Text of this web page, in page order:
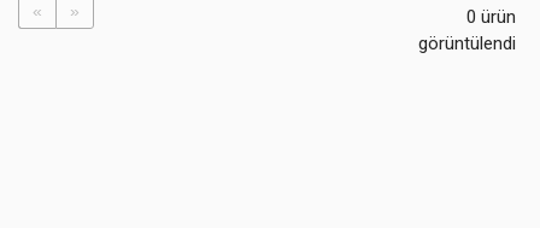
« »
0 ürün
görüntülendi